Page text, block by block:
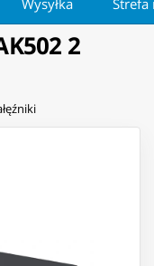
Wysyłka Strefa
2